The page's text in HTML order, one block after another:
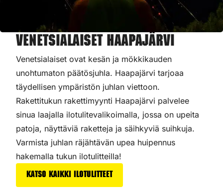
Venetsialaiset Haapajärvi
Venetsialaiset ovat kesän ja mökkikauden
unohtumaton päätösjuhla. Haapajärvi tarjoaa
täydellisen ympäristön juhlan viettoon.
Rakettitukun rakettimyynti Haapajärvi palvelee
sinua laajalla ilotulitevalikoimalla, jossa on upeita
patoja, näyttäviä raketteja ja säihkyviä suihkuja.
Varmista juhlan räjähtävän upea huipennus
hakemalla tukun ilotulitteilla!
Katso kaikki ilotulitteet